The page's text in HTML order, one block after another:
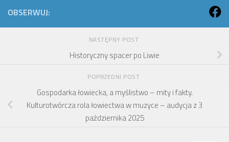
OBSERWUJ:
NASTĘPNY POST
Historyczny spacer po Liwie
POPRZEDNI POST
Gospodarka łowiecka, a myślistwo – mity i fakty.
Kulturotwórcza rola łowiectwa w muzyce – audycja z 3
października 2025